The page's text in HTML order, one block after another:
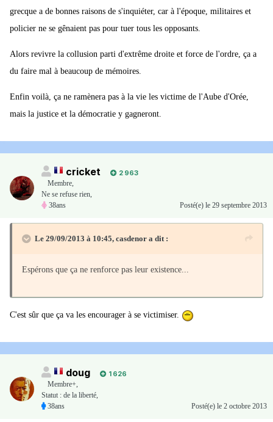
grecque a de bonnes raisons de s'inquiéter, car à l'époque, militaires et
policier ne se gênaient pas pour tuer tous les opposants.
Alors revivre la collusion parti d'extrême droite et force de l'ordre, ça a
du faire mal à beaucoup de mémoires.
Enfin voilà, ça ne ramènera pas à la vie les victime de l'Aube d'Orée,
mais la justice et la démocratie y gagneront.
cricket
2 963
Membre,
Ne se refuse rien,
38ans
Posté(e) le 29 septembre 2013
Le 29/09/2013 à 10:45, casdenor a dit :
Espérons que ça ne renforce pas leur existence...
C'est sûr que ça va les encourager à se victimiser.
doug
1 626
Membre+,
Statut : de la liberté,
38ans
Posté(e) le 2 octobre 2013